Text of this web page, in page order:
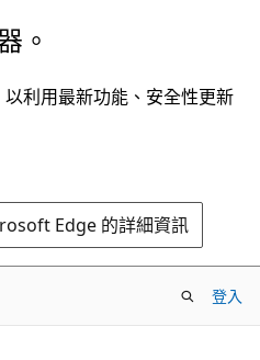
。
利用最新功能、安全性更新
Edge 的詳細資訊
登入